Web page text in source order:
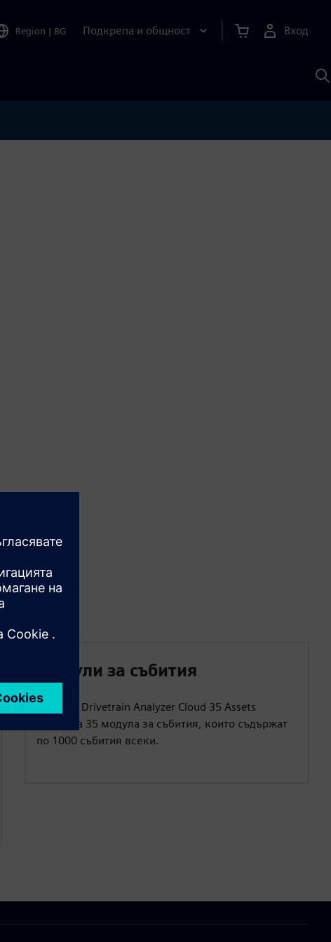
Region | BG Подкрепа и общност Вход
с
Модули за събития
Пакетът Drivetrain Analyzer Cloud 35 Assets
включва 35 модула за събития, които съдържат
по 1000 събития всеки.